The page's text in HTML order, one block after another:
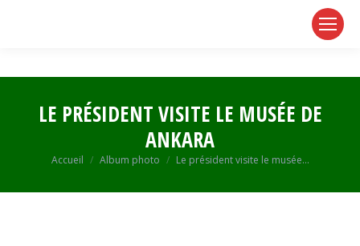
LE PRÉSIDENT VISITE LE MUSÉE DE
ANKARA
Vous êtes ici :
Accueil Album photo Le président visite le musée…